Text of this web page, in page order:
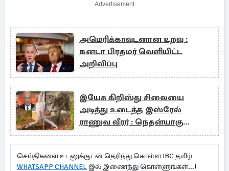
Advertisement
அமெரிக்காவுடனான உறவு :
கனடா பிரதமர் வெளியிட்ட
அறிவிப்பு
இயேசு கிறிஸ்து சிலையை
அடித்து உடைத்த இஸ்ரேல்
ராணுவ வீரர் : நெதன்யாகு
கண்டனம்
செய்திகளை உடனுக்குடன் தெரிந்து கொள்ள IBC தமிழ்
WHATSAPP CHANNEL இல் இணைந்து கொள்ளுங்கள்...!